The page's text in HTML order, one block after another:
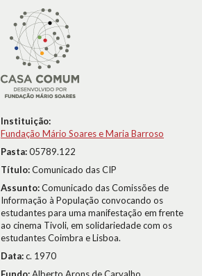
Instituição:
Fundação Mário Soares e Maria Barroso
Pasta:05789.122
Título:Comunicado das CIP
Assunto:Comunicado das Comissões de
Informação à População convocando os
estudantes para uma manifestação em frente
ao cinema Tivoli, em solidariedade com os
estudantes Coimbra e Lisboa.
Data:c. 1970